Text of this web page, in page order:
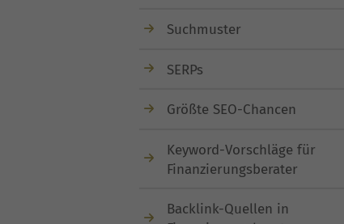
Suchmuster
SERPs
Größte SEO-Chancen
Keyword-Vorschläge für
Finanzierungsberater
Backlink-Quellen in